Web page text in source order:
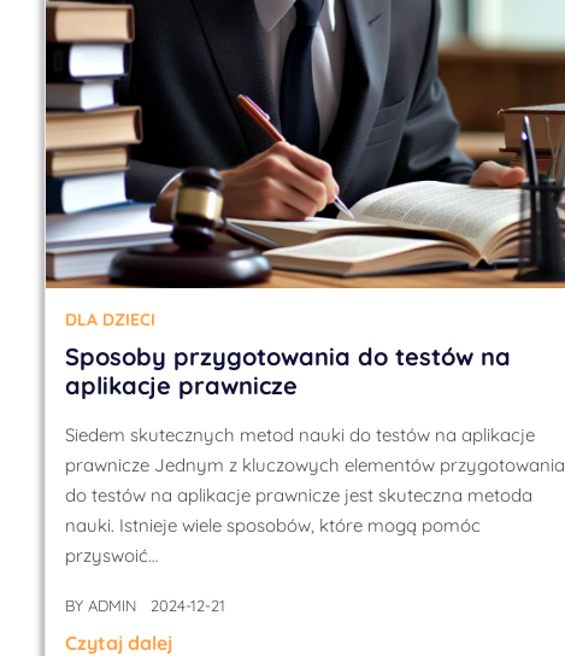
DLA DZIECI
Sposoby przygotowania do testów na
aplikacje prawnicze
Siedem skutecznych metod nauki do testów na aplikacje
prawnicze Jednym z kluczowych elementów przygotowania
do testów na aplikacje prawnicze jest skuteczna metoda
nauki. Istnieje wiele sposobów, które mogą pomóc
przyswoić…
BY ADMIN 2024-12-21
Czytaj dalej